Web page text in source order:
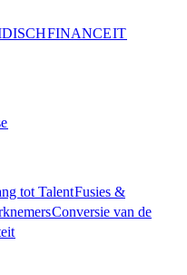
FINANCE​​IT​​
tot Talent​​Fusies &
Conversie van de